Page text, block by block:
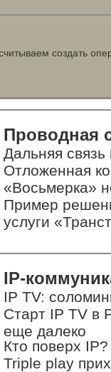
создать
Проводная
Дальняя
Отложенная
«Восьмерка»
Пример
услуги
IP-
IP TV:
Старт IP TV в
еще далеко
Кто поверх IP?
Triple play